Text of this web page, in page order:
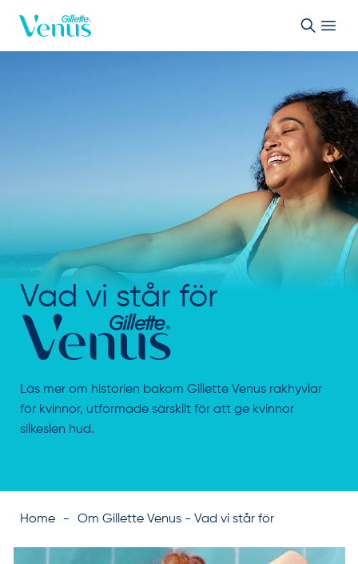
Vad vi står för
Läs mer om historien bakom Gillette Venus rakhyvlar
för kvinnor, utformade särskilt för att ge kvinnor
silkeslen hud.
Home Om Gillette Venus - Vad vi står för